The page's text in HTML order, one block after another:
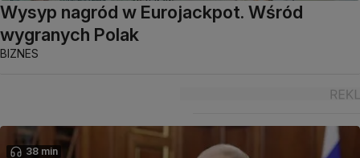
Wysyp nagród w Eurojackpot. Wśród
wygranych Polak
BIZNES
38 min